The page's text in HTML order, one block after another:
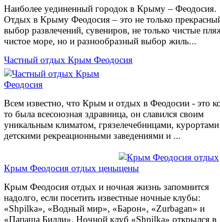
Наиболее уединенный городок в Крыму – Феодосия.
Отдых в Крыму Феодосия – это не только
выбор развлечений, сувениров, не только чистые
чистое море, но и разнообразный выбор жиль...
Частный отдых Крым Феодосия
Всем известно, что Крым и отдых в Феодосии - это
то была всесоюзная здравница, он славился своим
уникальным климатом, грязелечебницами,
детскими рекреационными заведениями и ...
Крым Феодосия отдых цены
Крым Феодосия отдых и ночная жизнь запомнится
надолго, если посетить известные ночные клубы:
«Shpilka», «Водный мир», «Барон», «Zurbagan» и
«Папаша Билли». Ночной клуб «Shpilka» открылся в